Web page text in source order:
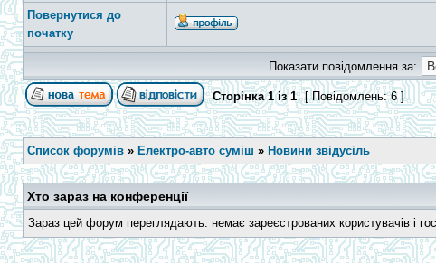
Повернутися до
початку
Показати повідомлення за:
Сторінка1із1 [ Повідомлень: 6 ]
Список форумів » Електро-авто суміш » Новини звідусіль
Хто зараз на конференції
Зараз цей форум переглядають: немає зареєстрованих користувачів і